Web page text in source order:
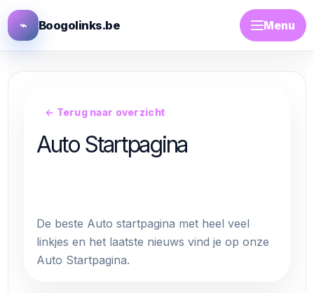
⌁ Boogolinks.be Menu
← Terug naar overzicht
Auto Startpagina
De beste Auto startpagina met heel veel
linkjes en het laatste nieuws vind je op onze
Auto Startpagina.